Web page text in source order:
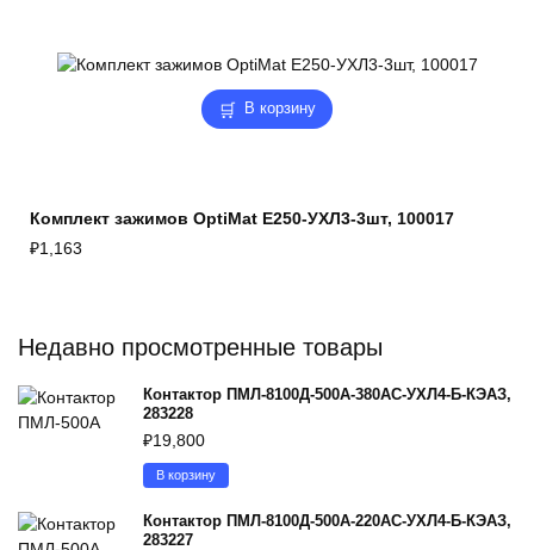
В корзину
Комплект зажимов OptiMat E250-УХЛ3-3шт, 100017
₽1,163
Недавно просмотренные товары
Контактор ПМЛ-8100Д-500А-380AC-УХЛ4-Б-КЭАЗ,
283228
₽19,800
В корзину
Контактор ПМЛ-8100Д-500А-220AC-УХЛ4-Б-КЭАЗ,
283227